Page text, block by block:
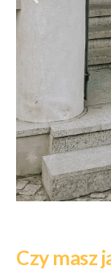
Czy masz